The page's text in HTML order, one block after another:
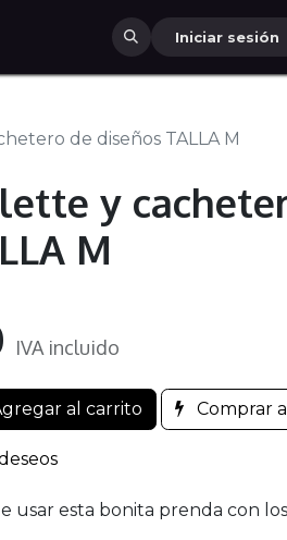
Iniciar sesión
de diseños TALLA M
y
M
IVA incluido
al carrito Comprar
usar esta bonita prenda con